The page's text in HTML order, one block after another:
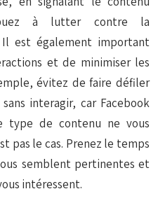
à lutter contre la
est également important
et de minimiser les
évitez de faire défiler
interagir, car Facebook
type de contenu ne vous
pas le cas. Prenez le temps
semblent pertinentes et
intéressent.